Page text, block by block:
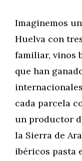
Imaginemos
Huelva con
familiar, vinos
que han
cada parcela
un productor
la Sierra de
ibéricos pasta